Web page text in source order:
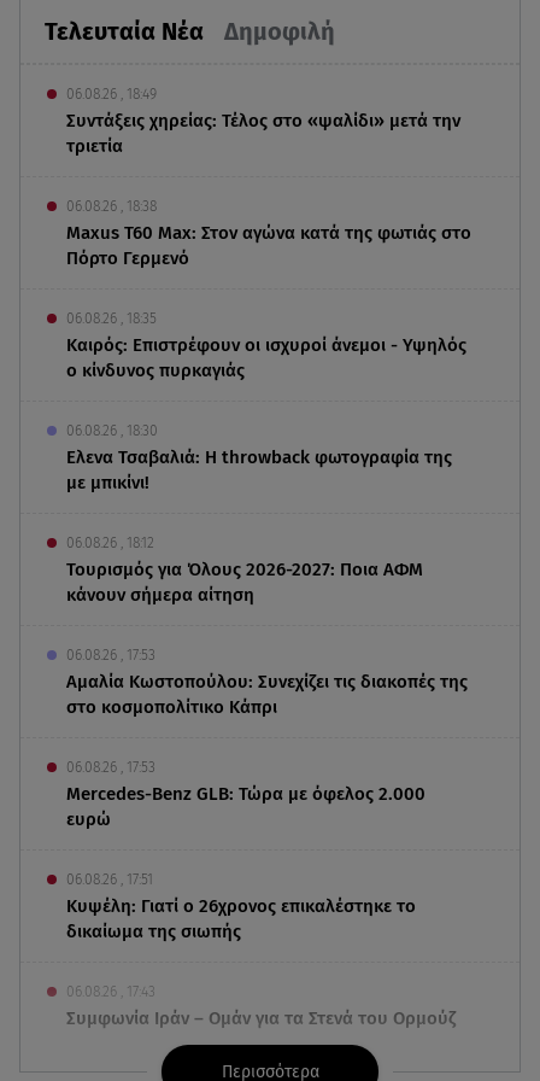
Τελευταία Νέα Δημοφιλή
06.08.26 , 18:49
Συντάξεις χηρείας: Τέλος στο «ψαλίδι» μετά την
τριετία
06.08.26 , 18:38
Maxus T60 Max: Στον αγώνα κατά της φωτιάς στο
Πόρτο Γερμενό
06.08.26 , 18:35
Καιρός: Επιστρέφουν οι ισχυροί άνεμοι - Υψηλός
ο κίνδυνος πυρκαγιάς
06.08.26 , 18:30
Ελενα Τσαβαλιά: Η throwback φωτογραφία της
με μπικίνι!
06.08.26 , 18:12
Τουρισμός για Όλους 2026-2027: Ποια ΑΦΜ
κάνουν σήμερα αίτηση
06.08.26 , 17:53
Αμαλία Κωστοπούλου: Συνεχίζει τις διακοπές της
στο κοσμοπολίτικο Κάπρι
06.08.26 , 17:53
Mercedes-Benz GLB: Τώρα με όφελος 2.000
ευρώ
06.08.26 , 17:51
Κυψέλη: Γιατί ο 26χρονος επικαλέστηκε το
δικαίωμα της σιωπής
06.08.26 , 17:43
Συμφωνία Ιράν – Ομάν για τα Στενά του Ορμούζ
Περισσότερα